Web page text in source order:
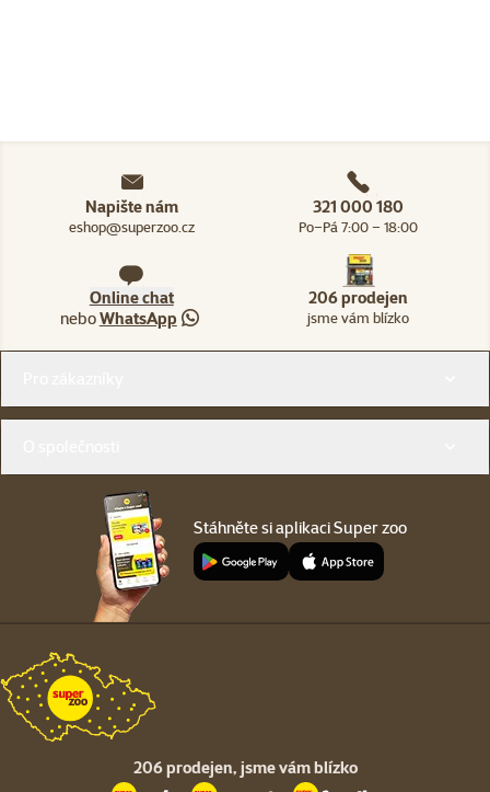
Napište nám
eshop@superzoo.cz
321 000 180
Po–Pá 7:00 – 18:00
Online chat
neboWhatsApp
206 prodejen
jsme vám blízko
Stáhněte si aplikaci Super zoo
206 prodejen, jsme vám blízko